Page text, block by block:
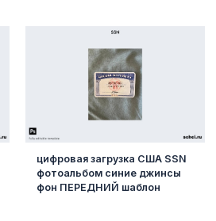
цифровая загрузка США SSN
фотоальбом синие джинсы
фон ПЕРЕДНИЙ шаблон